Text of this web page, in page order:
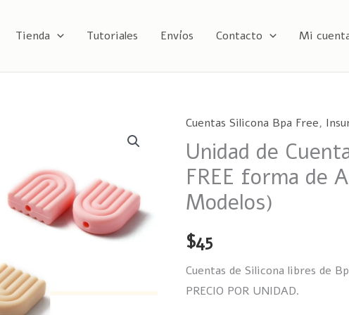
Tienda Tutoriales Envíos Contacto Mi
Cuentas Silicona Bpa Free,
Unidad de
FREE forma de
Modelos)
$45
Cuentas de Silicona libres de
PRECIO POR UNIDAD.
Unidad
de
Cuenta
de
Silicona
FREE
forma
de